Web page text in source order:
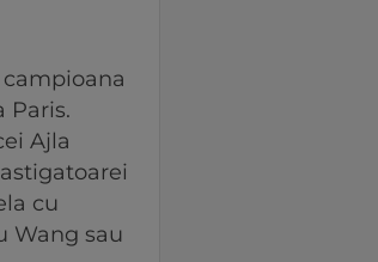
Paris.
Ajla
cu
Wang sau